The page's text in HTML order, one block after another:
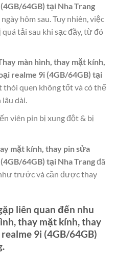
64GB) tại Nha Trang
hôm sau. Tuy nhiên, việc
tải sau khi sạc đầy, từ đó
màn hình, thay mặt kính,
realme 9i (4GB/64GB) tại
thói quen không tốt và có thể
dài.
viên pin bị xung đột & bị
mặt kính, thay pin sửa
64GB) tại Nha Trangđã
trước và cần được thay
liên quan đến nhu
thay mặt kính, thay
9i (4GB/64GB)